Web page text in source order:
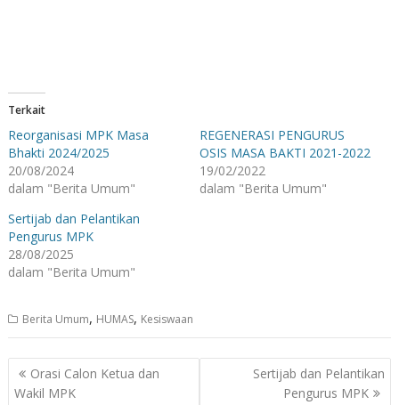
Terkait
Reorganisasi MPK Masa
Bhakti 2024/2025
20/08/2024
dalam "Berita Umum"
REGENERASI PENGURUS
OSIS MASA BAKTI 2021-2022
19/02/2022
dalam "Berita Umum"
Sertijab dan Pelantikan
Pengurus MPK
28/08/2025
dalam "Berita Umum"
Berita Umum, HUMAS, Kesiswaan
Navigasi
pos
Orasi Calon Ketua dan
Wakil MPK
Sertijab dan Pelantikan
Pengurus MPK